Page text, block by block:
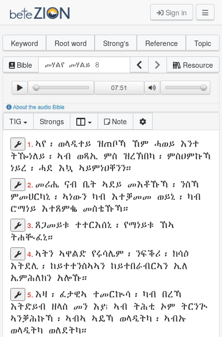
Sign in
Keyword Root word Strong's Reference Topic
Bible Resource
TIG Strongs Note
1. ኣየ ፡ ወላዲተይ ዝጠቦኻ ኸም ሓወይ እንተ
ትዀነለይ፡ ኣብ ወጻኢ ምስ ዝረኽበካ ፡ ምስዐምኩኻ
ነይረ፡ ሓደ እኳ ኣይምነዐቐንን።
2. መሪሔ ናብ ቤት ኣደይ መእቶኹኻ ፡ ንስኻ
ምመሀርካኒ ፡ ኣነውን ካብ እተቓመመ ወይኒ ፡ ካብ
ሮማነይ እተጸምቈ መስቴኹኻ።
3. ጸጋመይቱ ተተርእሰኒ ፡ የማነይቱ ኸኣ
ትሐቚፈኒ።
4. ኣትን ኣዋልድ የሩሳሌም ፡ ንፍቕሪ ፡ ክሳዕ
እትደሊ ፡ ከይተተንስኣኣን ከይተበራብርኣን ኢለ
ኤምሕለክን አሎኹ።
5. እዛ፡ ፈታዊኣ ተመርኲሳ ፡ ካብ በረኻ
እትድይብ ዘላስ መን እያ፧ ኣብ ትሕቲ ኦም ትርንጒ
ኣንቓሕኩኻ ፡ ኣብኣ ኣዴኻ ወላዲትካ፡ ኣብኡ
ወላዲትካ ወለደትካ።